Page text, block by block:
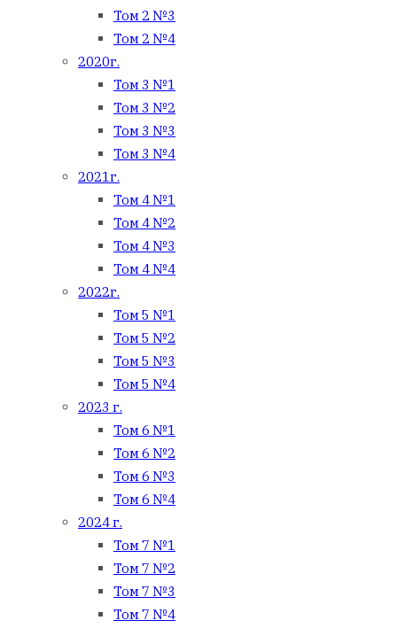
Том 2 №3
Том 2 №4
2020г.
Том 3 №1
Том 3 №2
Том 3 №3
Том 3 №4
2021г.
Том 4 №1
Том 4 №2
Том 4 №3
Том 4 №4
2022г.
Том 5 №1
Том 5 №2
Том 5 №3
Том 5 №4
2023 г.
Том 6 №1
Том 6 №2
Том 6 №3
Том 6 №4
2024 г.
Том 7 №1
Том 7 №2
Том 7 №3
Том 7 №4